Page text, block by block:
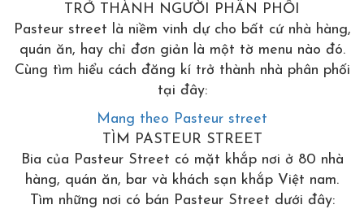
TRỞ THÀNH NGƯỜI PHÂN PHỐI
Pasteur street là niềm vinh dự cho bất cứ nhà hàng,
quán ăn, hay chỉ đơn giản là một tờ menu nào đó.
Cùng tìm hiểu cách đăng kí trở thành nhà phân phối
tại đây:
Mang theo Pasteur street
TÌM PASTEUR STREET
Bia của Pasteur Street có mặt khắp nơi ở 80 nhà
hàng, quán ăn, bar và khách sạn khắp Việt nam.
Tìm những nơi có bán Pasteur Street dưới đây: